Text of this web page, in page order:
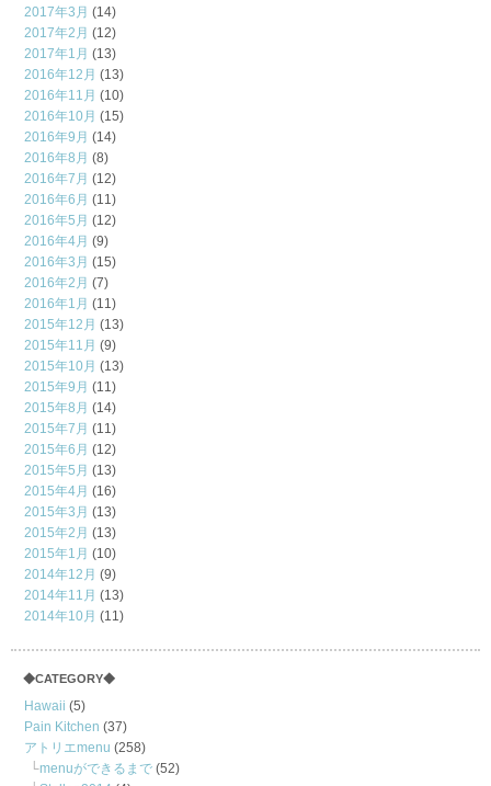
2017年3月 (14)
2017年2月 (12)
2017年1月 (13)
2016年12月 (13)
2016年11月 (10)
2016年10月 (15)
2016年9月 (14)
2016年8月 (8)
2016年7月 (12)
2016年6月 (11)
2016年5月 (12)
2016年4月 (9)
2016年3月 (15)
2016年2月 (7)
2016年1月 (11)
2015年12月 (13)
2015年11月 (9)
2015年10月 (13)
2015年9月 (11)
2015年8月 (14)
2015年7月 (11)
2015年6月 (12)
2015年5月 (13)
2015年4月 (16)
2015年3月 (13)
2015年2月 (13)
2015年1月 (10)
2014年12月 (9)
2014年11月 (13)
2014年10月 (11)
◆CATEGORY◆
Hawaii (5)
Pain Kitchen (37)
アトリエmenu (258)
menuができるまで (52)